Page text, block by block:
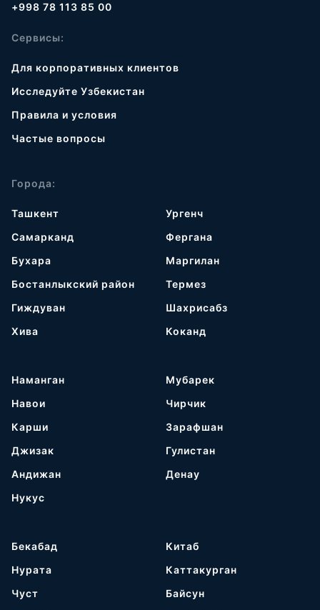
+998 78 113 85 00
Сервисы:
Для корпоративных клиентов
Исследуйте Узбекистан
Правила и условия
Частые вопросы
Города:
Ташкент
Самарканд
Бухара
Бостанлыкский район
Гиждуван
Хива
Ургенч
Фергана
Маргилан
Термез
Шахрисабз
Коканд
Наманган
Навои
Карши
Джизак
Андижан
Нукус
Мубарек
Чирчик
Зарафшан
Гулистан
Денау
Бекабад
Нурата
Чуст
Китаб
Каттакурган
Байсун